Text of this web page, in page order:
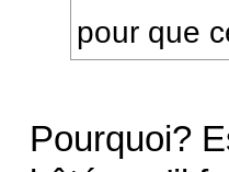
pour que
Pourquoi?